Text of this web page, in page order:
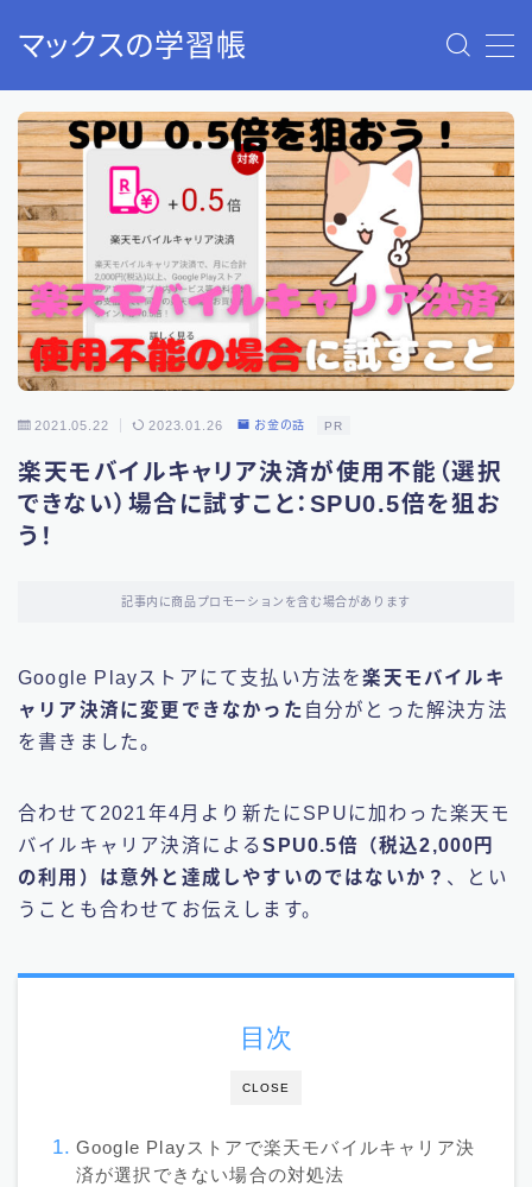
マックスの学習帳
MENU
40歳から始める老後2000万円問題の解決策：資産形成
と資産運用
お問い合わせ
サウナのすすめ（入門編）：ストレス解消で人生が変わ
ります！
トップページ
プライバシーポリシー
免責事項
利用規約／特定商取引法に基づく表記
有料記事の決済完了ページ
2021.05.22 2023.01.26 お金の話 PR
楽天モバイルキャリア決済が使用不能（選択
できない）場合に試すこと：SPU0.5倍を狙お
う！
記事内に商品プロモーションを含む場合があります
Google Playストアにて支払い方法を楽天モバイルキ
ャリア決済に変更できなかった 自分がとった解決方法
を書きました。
合わせて2021年4月より新たにSPUに加わった楽天モ
バイルキャリア決済によるSPU0.5倍（税込2,000円
の利用）は意外と達成しやすいのではないか？ 、とい
うことも合わせてお伝えします。
CLOSE
目次
Google Playストアで楽天モバイルキャリア決
済が選択できない場合の対処法